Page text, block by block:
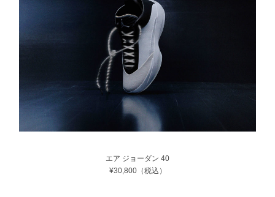
エア ジョーダン 40
¥30,800（税込）